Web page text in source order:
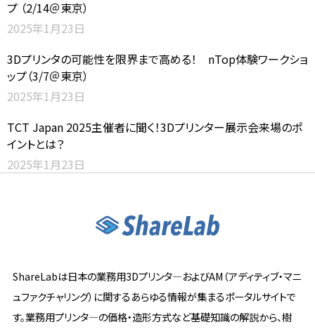
プ （2/14＠東京）
2025年1月23日
3Dプリンタの可能性を限界まで高める！ nTop体験ワークショ
ップ（3/7＠東京）
2025年1月23日
TCT Japan 2025主催者に聞く！3Dプリンター展示会来場のポ
イントとは？
2025年1月23日
ShareLabは日本の業務用3Dプリンタ―およびAM（アディティブ・マニ
ュファクチャリング）に関するあらゆる情報が集まるポータルサイトで
す。業務用プリンタ―の価格・造形方式など基礎知識の解説から、樹